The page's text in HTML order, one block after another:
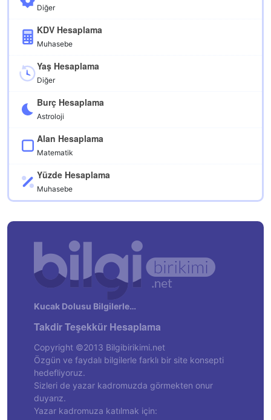
Diğer
KDV Hesaplama
Muhasebe
Yaş Hesaplama
Diğer
Burç Hesaplama
Astroloji
Alan Hesaplama
Matematik
Yüzde Hesaplama
Muhasebe
Kucak Dolusu Bilgilerle…
Takdir Teşekkür Hesaplama
Copyright ©2013 Bilgibirikimi.net
Özgün ve faydalı bilgilerle farklı bir site konsepti
hedefliyoruz.
Sizleri de yazar kadromuzda görmekten onur
duyarız.
Yazar kadromuza katılmak için: